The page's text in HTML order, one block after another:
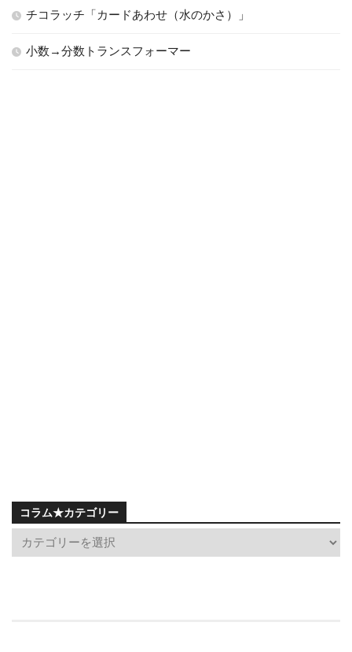
チコラッチ「カードあわせ（水のかさ）」
小数→分数トランスフォーマー
コラム★カテゴリー